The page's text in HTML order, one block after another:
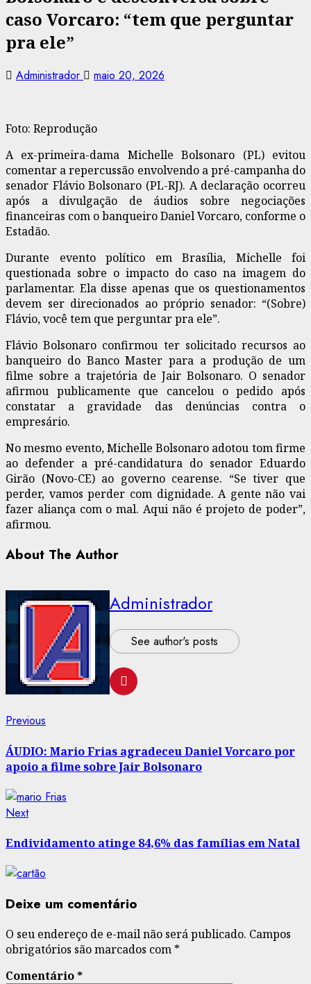
caso Vorcaro: “tem que perguntar
pra ele”
Administrador maio 20, 2026
Foto: Reprodução
A ex-primeira-dama Michelle Bolsonaro (PL) evitou
comentar a repercussão envolvendo a pré-campanha do
senador Flávio Bolsonaro (PL-RJ). A declaração ocorreu
após a divulgação de áudios sobre negociações
financeiras com o banqueiro Daniel Vorcaro, conforme o
Estadão.
Durante evento político em Brasília, Michelle foi
questionada sobre o impacto do caso na imagem do
parlamentar. Ela disse apenas que os questionamentos
devem ser direcionados ao próprio senador: “(Sobre)
Flávio, você tem que perguntar pra ele”.
Flávio Bolsonaro confirmou ter solicitado recursos ao
banqueiro do Banco Master para a produção de um
filme sobre a trajetória de Jair Bolsonaro. O senador
afirmou publicamente que cancelou o pedido após
constatar a gravidade das denúncias contra o
empresário.
No mesmo evento, Michelle Bolsonaro adotou tom firme
ao defender a pré-candidatura do senador Eduardo
Girão (Novo-CE) ao governo cearense. “Se tiver que
perder, vamos perder com dignidade. A gente não vai
fazer aliança com o mal. Aqui não é projeto de poder”,
afirmou.
About The Author
Administrador
See author's posts
Post
navigation
Previous
ÁUDIO: Mario Frias agradeceu Daniel Vorcaro por
apoio a filme sobre Jair Bolsonaro
NextNext
Endividamento atinge 84,6% das famílias em Natal
Deixe um comentário
O seu endereço de e-mail não será publicado. Campos
obrigatórios são marcados com *
Comentário*